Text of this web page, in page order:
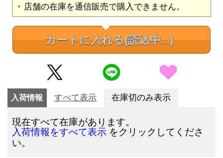
店舗の在庫を通信販売で購入できません。
カートに入れる(読込中...)
入荷情報 すべて表示 在庫切のみ表示
現在すべて在庫があります。
入荷情報をすべて表示 をクリックしてくださ
い。